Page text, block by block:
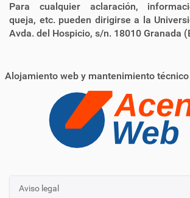
Para cualquier aclaración,
queja, etc. pueden dirigirse a la
Avda. del Hospicio, s/n. 18010 Granada
Alojamiento web y mantenimiento
N
Aviso legal